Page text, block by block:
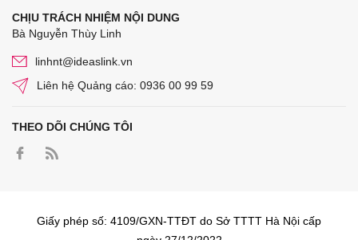
CHỊU TRÁCH NHIỆM NỘI DUNG
Bà Nguyễn Thùy Linh
linhnt@ideaslink.vn
Liên hệ Quảng cáo: 0936 00 99 59
THEO DÕI CHÚNG TÔI
Giấy phép số: 4109/GXN-TTĐT do Sở TTTT Hà Nội cấp